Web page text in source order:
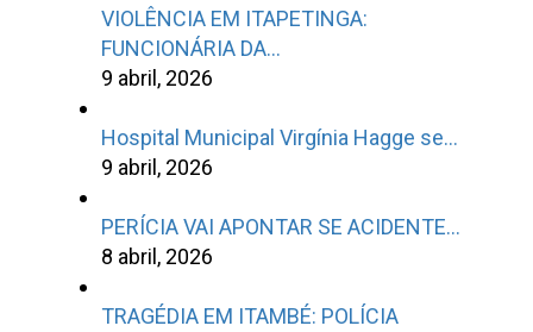
VIOLÊNCIA EM ITAPETINGA:
FUNCIONÁRIA DA…
9 abril, 2026
Hospital Municipal Virgínia Hagge se…
9 abril, 2026
PERÍCIA VAI APONTAR SE ACIDENTE…
8 abril, 2026
TRAGÉDIA EM ITAMBÉ: POLÍCIA